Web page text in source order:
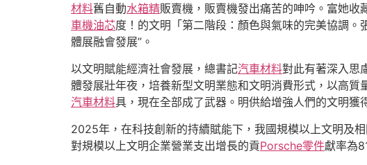
材料舊自動水箱精販賣機，販賣機發出痛苦的呻吟。富她
車機油芯度！的文明「第二階段：顏色與氣味的完美協調
體展融會發展”。
以文明賦能經濟社會發展，總書記汽車材料對此有著深入思
體發展壯年夜，培養新型文明業態和文明消費形式，以高
汽車材料具，現在全部成了武器。明供給增強人們的文明獲
2025年，在科技創新的持續賦能下，我國規模以上文明及相
對規模以上文明企業營業支出增長的貢Porsche零件獻率為